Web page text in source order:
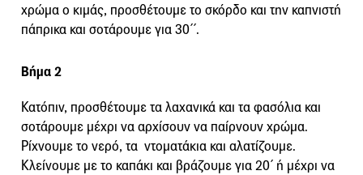
χρώµα ο κιµάς, προσθέτουµε το σκόρδο και την καπνιστή
πάπρικα και σοτάρουµε για 30΄΄.
Βήμα 2
Κατόπιν, προσθέτουµε τα λαχανικά και τα φασόλια και
σοτάρουµε µέχρι να αρχίσουν να παίρνουν χρώµα.
Ρίχνουµε το νερό, τα ντοµατάκια και αλατίζουµε.
Κλείνουµε µε το καπάκι και βράζουµε για 20΄ ή µέχρι να